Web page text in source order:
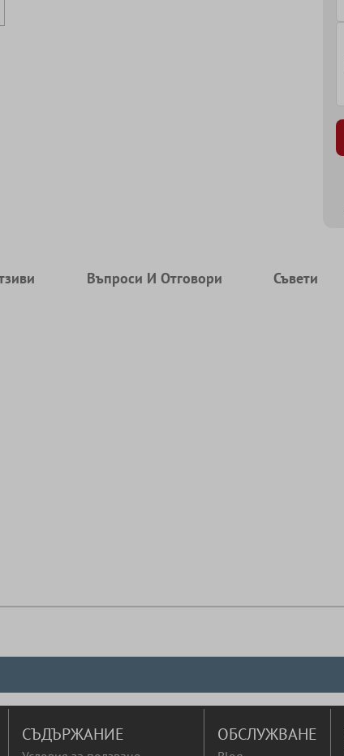
Въпроси И Отговори Съвети
СЪДЪРЖАНИЕ ОБСЛУЖВАНЕ